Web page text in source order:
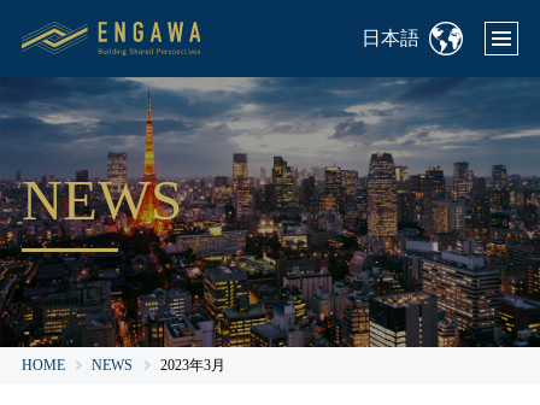
日本語
NEWS
HOME NEWS 2023年3月